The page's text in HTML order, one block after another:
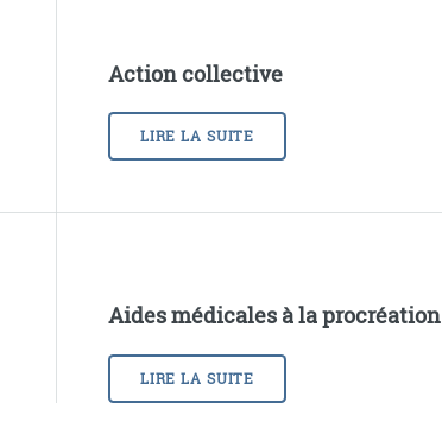
Action collective
LIRE LA SUITE
Aides médicales à la procréation
LIRE LA SUITE